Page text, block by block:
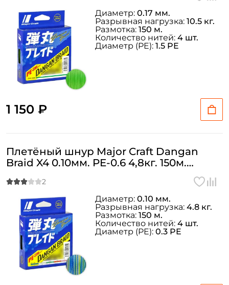
1 150 ₽
Диаметр: 0.17 мм.
Разрывная нагрузка: 10.5 кг.
Размотка: 150 м.
Количество нитей: 4 шт.
Диаметр (PE): 1.5 PE
Плетёный шнур Major Craft Dangan
Braid X4 0.10мм. PE-0.6 4,8кг. 150м.
Диаметр: 0.10 мм.
Разрывная нагрузка: 4.8 кг.
Размотка: 150 м.
Количество нитей: 4 шт.
Диаметр (PE): 0.3 PE